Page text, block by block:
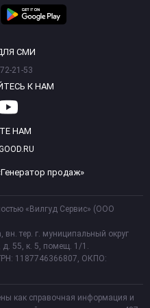
СМИ
21-53
К НАМ
НАМ
продаж»
«Вилгуд Сервис» (ООО
тер. г. муниципальный округ
д. 55, к. 5, помещ. 1/1.
1187746366807, ОКПО:
как справочная информация и